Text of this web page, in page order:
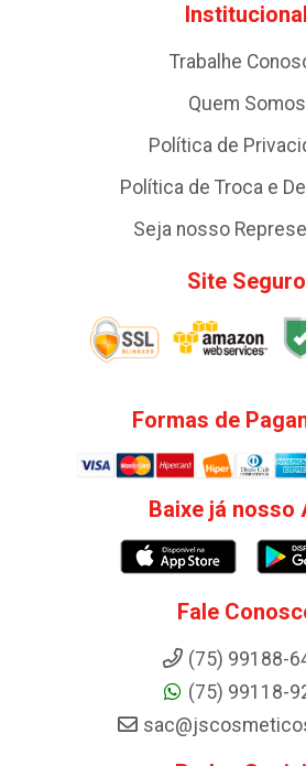
Institucional
Trabalhe
Quem Somos
Política de
Política de Troca e
Seja nosso
Site Seguro
Formas de
Baixe já nosso
Fale
(75) 99188-
(75) 99118-